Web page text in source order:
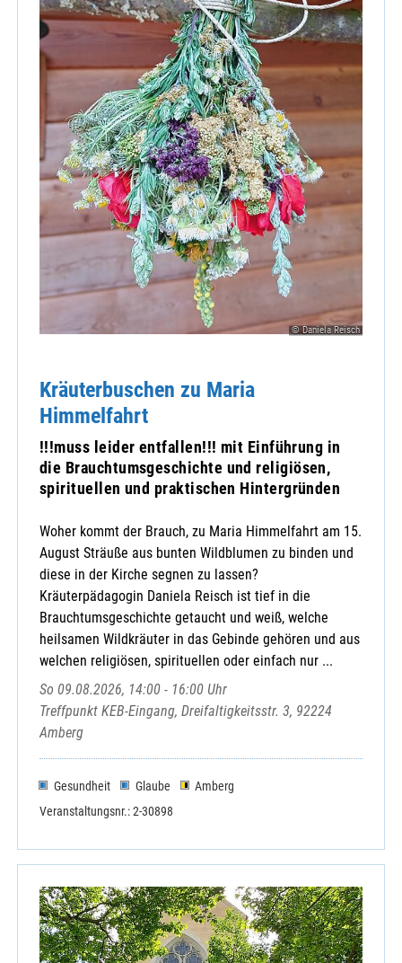
© Daniela Reisch
Kräuterbuschen zu Maria
Himmelfahrt
!!!muss leider entfallen!!! mit Einführung in
die Brauchtumsgeschichte und religiösen,
spirituellen und praktischen Hintergründen
Woher kommt der Brauch, zu Maria Himmelfahrt am 15.
August Sträuße aus bunten Wildblumen zu binden und
diese in der Kirche segnen zu lassen?
Kräuterpädagogin Daniela Reisch ist tief in die
Brauchtumsgeschichte getaucht und weiß, welche
heilsamen Wildkräuter in das Gebinde gehören und aus
welchen religiösen, spirituellen oder einfach nur ...
So 09.08.2026, 14:00 - 16:00 Uhr
Treffpunkt KEB-Eingang, Dreifaltigkeitsstr. 3, 92224
Amberg
Gesundheit Glaube
Amberg
Veranstaltungsnr.: 2-30898